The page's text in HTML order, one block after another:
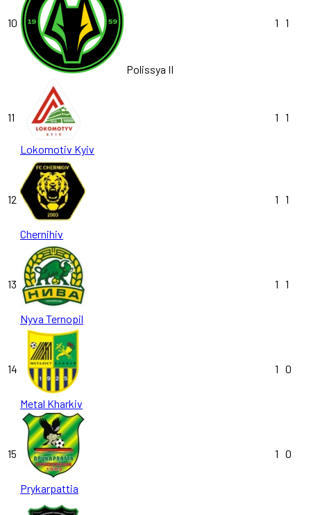
10
Polissya II
1 1
11
Lokomotiv Kyiv
1 1
12
Chernihiv
1 1
13
Nyva Ternopil
1 1
14
Metal Kharkiv
1 0
15
Prykarpattia
1 0